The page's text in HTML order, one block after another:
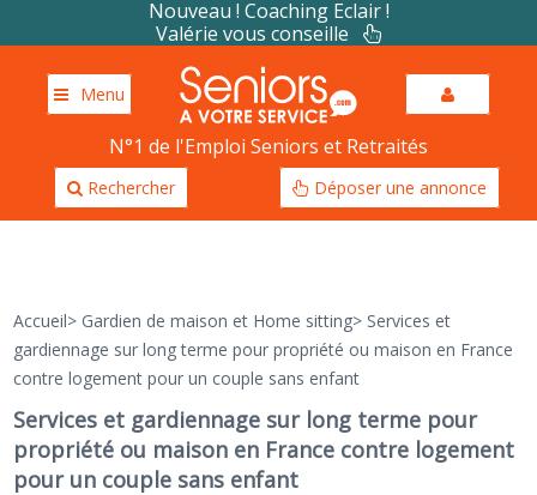
Nouveau ! Coaching Eclair !
Valérie vous conseille
Menu
N°1 de l'Emploi Seniors et Retraités
Rechercher Déposer une annonce
Accueil> Gardien de maison et Home sitting> Services et
gardiennage sur long terme pour propriété ou maison en France
contre logement pour un couple sans enfant
Services et gardiennage sur long terme pour
propriété ou maison en France contre logement
pour un couple sans enfant